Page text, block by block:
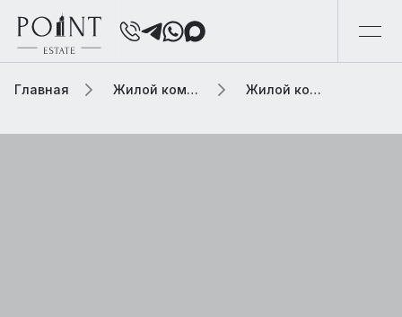
Главная Жилой комплекс Жилой комплекс символ